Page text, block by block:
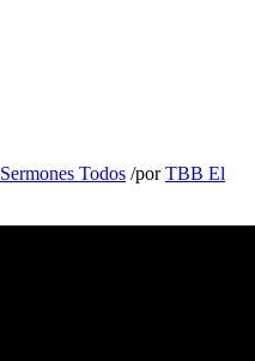
Sermones Todos /porTBB El